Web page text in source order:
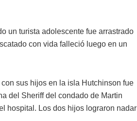
un turista adolescente fue arrastrado
con vida falleció luego en un
sus hijos en la isla Hutchinson fue
del Sheriff del condado de Martin
hospital. Los dos hijos lograron nadar